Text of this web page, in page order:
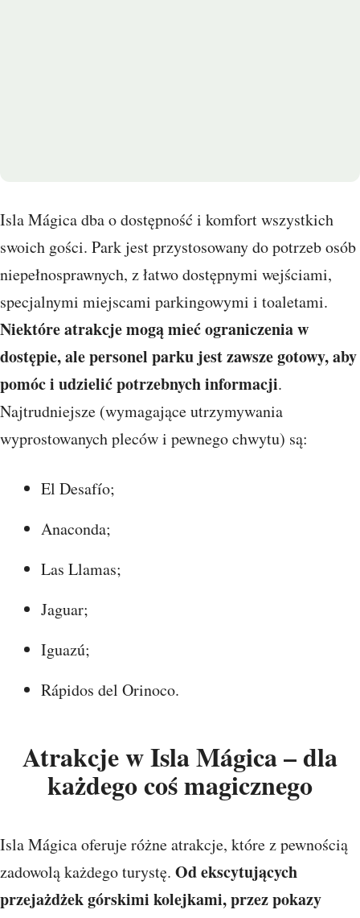
Isla Mágica dba o dostępność i komfort wszystkich
swoich gości. Park jest przystosowany do potrzeb osób
niepełnosprawnych, z łatwo dostępnymi wejściami,
specjalnymi miejscami parkingowymi i toaletami.
Niektóre atrakcje mogą mieć ograniczenia w
dostępie, ale personel parku jest zawsze gotowy, aby
pomóc i udzielić potrzebnych informacji.
Najtrudniejsze (wymagające utrzymywania
wyprostowanych pleców i pewnego chwytu) są:
El Desafío;
Anaconda;
Las Llamas;
Jaguar;
Iguazú;
Rápidos del Orinoco.
Atrakcje w Isla Mágica – dla
każdego coś magicznego
Isla Mágica oferuje różne atrakcje, które z pewnością
zadowolą każdego turystę. Od ekscytujących
przejażdżek górskimi kolejkami, przez pokazy